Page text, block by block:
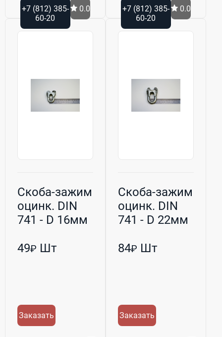
+7 (812) 385-
60-20
0.0
+7 (812) 385-
60-20
0.0
Скоба-зажим
оцинк. DIN
741 - D 16мм
49₽ Шт
Заказать
Скоба-зажим
оцинк. DIN
741 - D 22мм
84₽ Шт
Заказать